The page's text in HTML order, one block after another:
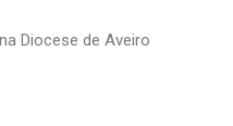
Diocese de Aveiro